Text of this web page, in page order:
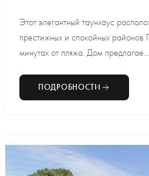
Этот элегантный таунхаус
престижных и спокойных районов
минутах от пляжа. Дом предлагае...
ПОДРОБНОСТИ